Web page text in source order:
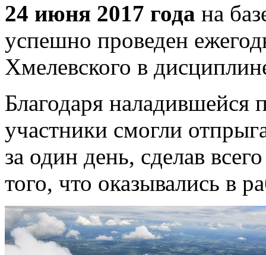
24 июня 2017 года на
успешно проведен
Хмелевского в
Благодаря наладившейся
участники смогли
за один день, сделав
того, что оказывались в